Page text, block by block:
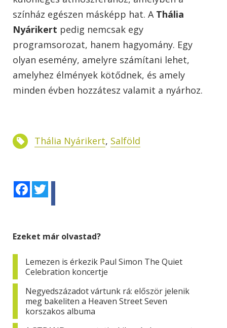
színház egészen másképp hat. A Thália
Nyárikert pedig nemcsak egy
programsorozat, hanem hagyomány. Egy
olyan esemény, amelyre számítani lehet,
amelyhez élmények kötődnek, és amely
minden évben hozzátesz valamit a nyárhoz.
Thália Nyárikert, Salföld
Facebook
Ezeket már olvastad?
Lemezen is érkezik Paul Simon The Quiet
Celebration koncertje
Negyedszázadot vártunk rá: először jelenik
meg bakeliten a Heaven Street Seven
korszakos albuma